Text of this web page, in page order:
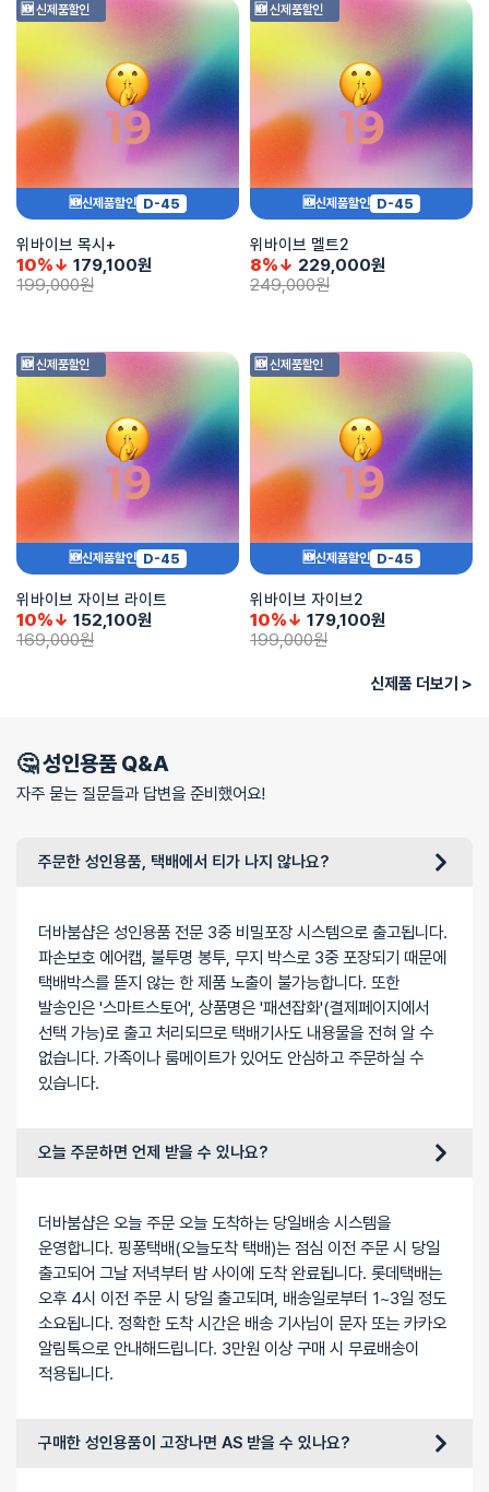
🆕신제품할인 D-45
🆕 신제품할인
위바이브 목시+
10%↓ 179,100원
199,000원
🆕신제품할인 D-45
🆕 신제품할인
위바이브 멜트2
8%↓ 229,000원
249,000원
🆕신제품할인 D-45
🆕 신제품할인
위바이브 자이브 라이트
10%↓ 152,100원
169,000원
🆕신제품할인 D-45
🆕 신제품할인
위바이브 자이브2
10%↓ 179,100원
199,000원
신제품 더보기 >
🤔 성인용품 Q&A
자주 묻는 질문들과 답변을 준비했어요!
주문한 성인용품, 택배에서 티가 나지 않나요?
더바붐샵은 성인용품 전문 3중 비밀포장 시스템으로 출고됩니다.
파손보호 에어캡, 불투명 봉투, 무지 박스로 3중 포장되기 때문에
택배박스를 뜯지 않는 한 제품 노출이 불가능합니다. 또한
발송인은 '스마트스토어', 상품명은 '패션잡화'(결제페이지에서
선택 가능)로 출고 처리되므로 택배기사도 내용물을 전혀 알 수
없습니다. 가족이나 룸메이트가 있어도 안심하고 주문하실 수
있습니다.
오늘 주문하면 언제 받을 수 있나요?
더바붐샵은 오늘 주문 오늘 도착하는 당일배송 시스템을
운영합니다. 핑퐁택배(오늘도착 택배)는 점심 이전 주문 시 당일
출고되어 그날 저녁부터 밤 사이에 도착 완료됩니다. 롯데택배는
오후 4시 이전 주문 시 당일 출고되며, 배송일로부터 1~3일 정도
소요됩니다. 정확한 도착 시간은 배송 기사님이 문자 또는 카카오
알림톡으로 안내해드립니다. 3만원 이상 구매 시 무료배송이
적용됩니다.
구매한 성인용품이 고장나면 AS 받을 수 있나요?